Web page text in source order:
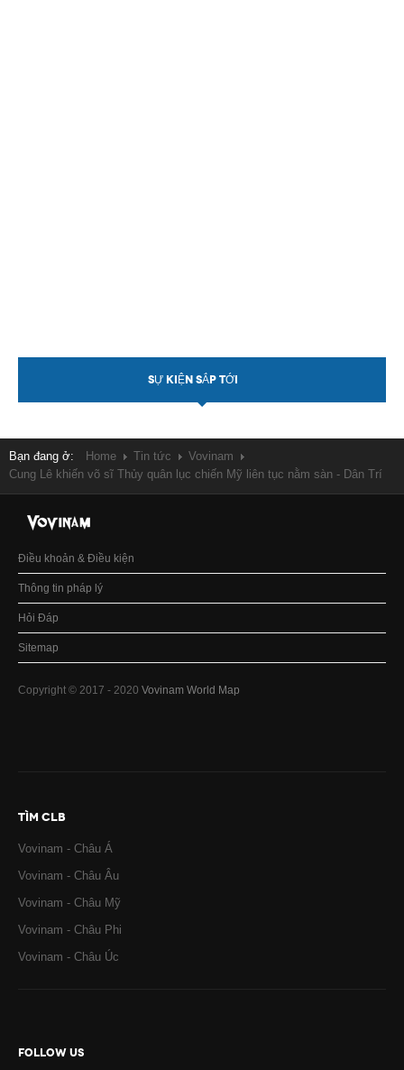
SỰ KIỆN SẮP TỚI
Bạn đang ở: Home Tin tức
Vovinam
Cung Lê khiến võ sĩ Thủy quân lục chiến Mỹ liên tục nằm sàn - Dân Trí
Điều khoản & Điều kiện
Thông tin pháp lý
Hỏi Đáp
Sitemap
Copyright © 2017 - 2020 Vovinam World Map
TÌM CLB
Vovinam - Châu Á
Vovinam - Châu Âu
Vovinam - Châu Mỹ
Vovinam - Châu Phi
Vovinam - Châu Úc
FOLLOW US